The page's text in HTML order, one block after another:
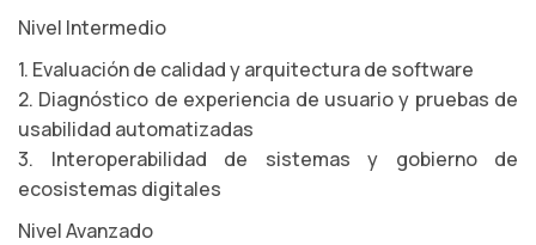
Nivel Intermedio
1. Evaluación de calidad y arquitectura de software
2. Diagnóstico de experiencia de usuario y pruebas de
usabilidad automatizadas
3. Interoperabilidad de sistemas y gobierno de
ecosistemas digitales
Nivel Avanzado